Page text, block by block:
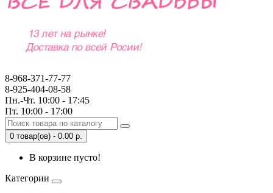
8-968-371-77-77
8-925-404-08-58
Пн.-Чт. 10:00 - 17:45
Пт. 10:00 - 17:00
0 товар(ов) - 0.00 р.
В корзине пусто!
Категории